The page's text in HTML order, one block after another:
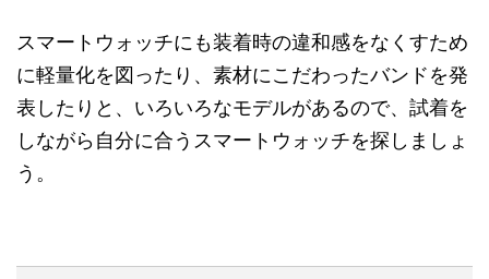
スマートウォッチにも装着時の違和感をなくすため
に軽量化を図ったり、素材にこだわったバンドを発
表したりと、いろいろなモデルがあるので、試着を
しながら自分に合うスマートウォッチを探しましょ
う。